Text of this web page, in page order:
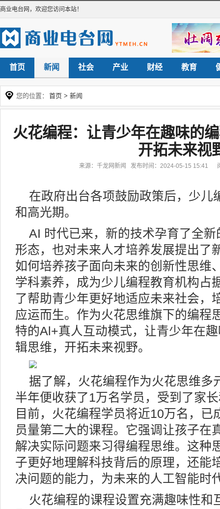
商业电台网 ，欢迎您访问本站！
首页 新闻 社会 产业 财经 教育
您的位置： 首页 > 新闻
火花编程：让青少年在趣味的
开拓未来视
来源：千龙网新闻 发布时间：2024-05-15 15:41
在政府出台各项鼓励政策后，少儿
和高光期。
AI 时代已来，新的技术孕育了全
形态，也对未来人才培养发展提出了
如何培养孩子面向未来的创新性思维
学科素养，成为少儿编程教育机构占
了帮助青少年更好地适应未来社会，
应运而生。作为火花思维旗下的编程
特的Al+真人互动模式，让青少年在
辑思维，开拓未来视野。
据了解，火花编程作为火花思维多
半年便收获了1万名学员，受到了家
目前，火花编程学员将近10万名，已
员量第二大的课程。它强调让孩子在
解决实际问题来习得编程思维。这种
子更好地理解科技背后的原理，还能
决问题的能力，为未来的人工智能时
火花编程的课程设置充满趣味性和